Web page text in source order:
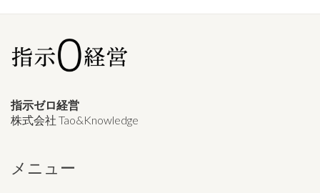
指示ゼロ経営
株式会社 Tao&Knowledge
メニュー